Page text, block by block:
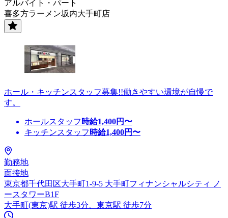
アルバイト・パート
喜多方ラーメン坂内大手町店
ホール・キッチンスタッフ募集!!働きやすい環境が自慢で
す。
ホールスタッフ 時給1,400円〜
キッチンスタッフ 時給1,400円〜
勤務地
面接地
東京都千代田区大手町1-9-5 大手町フィナンシャルシティ ノ
ースタワーB1F
大手町(東京)駅 徒歩3分、東京駅 徒歩7分